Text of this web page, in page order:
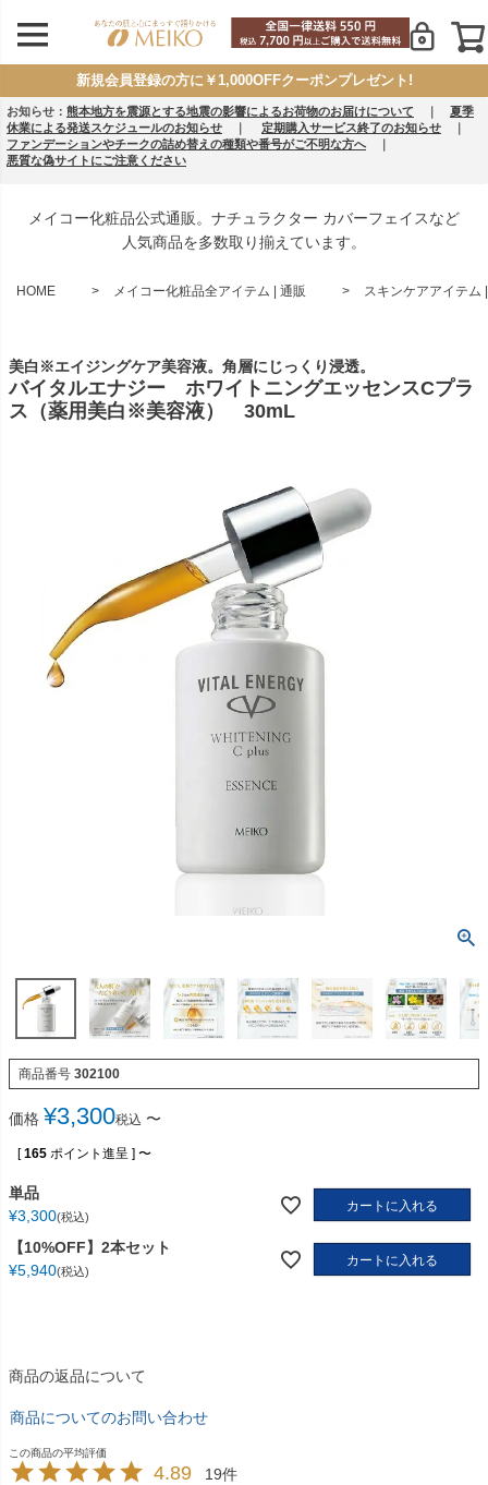
新規会員登録の方に￥1,000OFFクーポンプレゼント!
お知らせ： 熊本地方を震源とする地震の影響によるお荷物のお届けについて ｜ 夏季
休業による発送スケジュールのお知らせ ｜ 定期購入サービス終了のお知らせ ｜
ファンデーションやチークの詰め替えの種類や番号がご不明な方へ｜
悪質な偽サイトにご注意ください
メイコー化粧品公式通販。ナチュラクター カバーフェイスなど
人気商品を多数取り揃えています。
HOME メイコー化粧品全アイテム | 通販 スキンケアアイテム
美白※エイジングケア美容液。角層にじっくり浸透。
バイタルエナジー ホワイトニングエッセンスCプラ
ス（薬用美白※美容液） 30mL
商品番号 302100
価格 ¥3,300税込 〜
[ 165 ポイント進呈 ] 〜
単品
¥3,300 税込
カートに入れる
【10%OFF】2本セット
¥5,940 税込
カートに入れる
商品の返品について
商品についてのお問い合わせ
4.89 19